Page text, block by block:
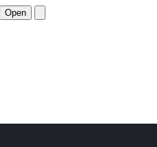
Open